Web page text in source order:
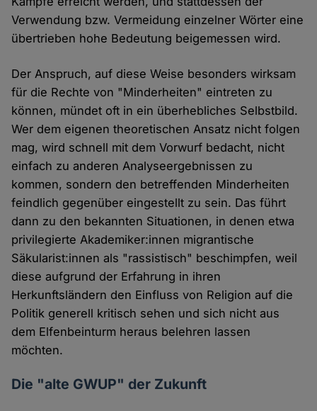
Verwendung bzw. Vermeidung einzelner Wörter eine
übertrieben hohe Bedeutung beigemessen wird.
Der Anspruch, auf diese Weise besonders wirksam
für die Rechte von "Minderheiten" eintreten zu
können, mündet oft in ein überhebliches Selbstbild.
Wer dem eigenen theoretischen Ansatz nicht folgen
mag, wird schnell mit dem Vorwurf bedacht, nicht
einfach zu anderen Analyseergebnissen zu
kommen, sondern den betreffenden Minderheiten
feindlich gegenüber eingestellt zu sein. Das führt
dann zu den bekannten Situationen, in denen etwa
privilegierte Akademiker:innen migrantische
Säkularist:innen als "rassistisch" beschimpfen, weil
diese aufgrund der Erfahrung in ihren
Herkunftsländern den Einfluss von Religion auf die
Politik generell kritisch sehen und sich nicht aus
dem Elfenbeinturm heraus belehren lassen
möchten.
Die "alte GWUP" der Zukunft